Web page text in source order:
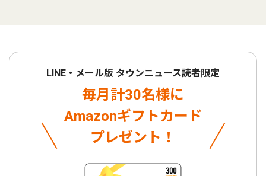
LINE・メール版 タウンニュース読者限定
毎月計30名様に
Amazonギフトカード
プレゼント！